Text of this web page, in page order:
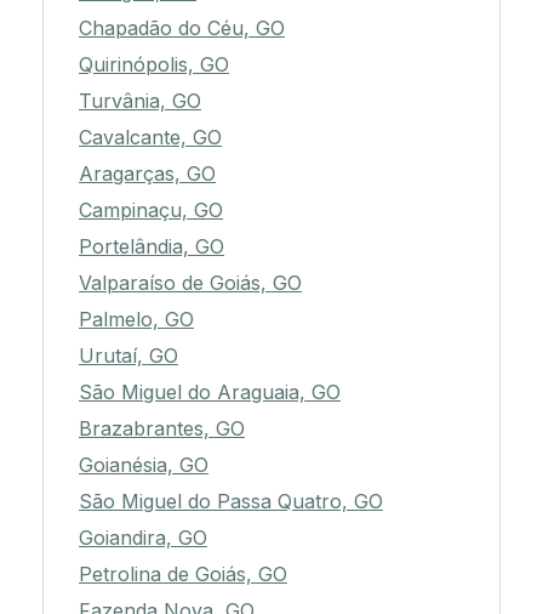
Chapadão do Céu, GO
Quirinópolis, GO
Turvânia, GO
Cavalcante, GO
Aragarças, GO
Campinaçu, GO
Portelândia, GO
Valparaíso de Goiás, GO
Palmelo, GO
Urutaí, GO
São Miguel do Araguaia, GO
Brazabrantes, GO
Goianésia, GO
São Miguel do Passa Quatro, GO
Goiandira, GO
Petrolina de Goiás, GO